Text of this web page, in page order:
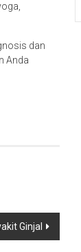
dan
Anda
Ginjal